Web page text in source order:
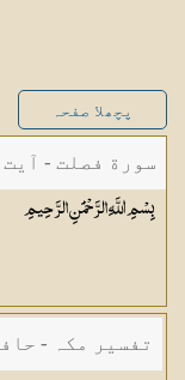
پچھلا صفحہ
سورة فصلت - آیت 0
بِسْمِ اللَّهِ الرَّحْمَٰنِالرَّحِيمِ
تفسیر مکہ -